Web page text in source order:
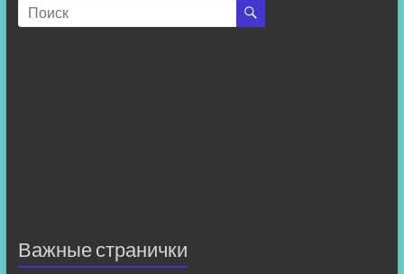
Важные странички